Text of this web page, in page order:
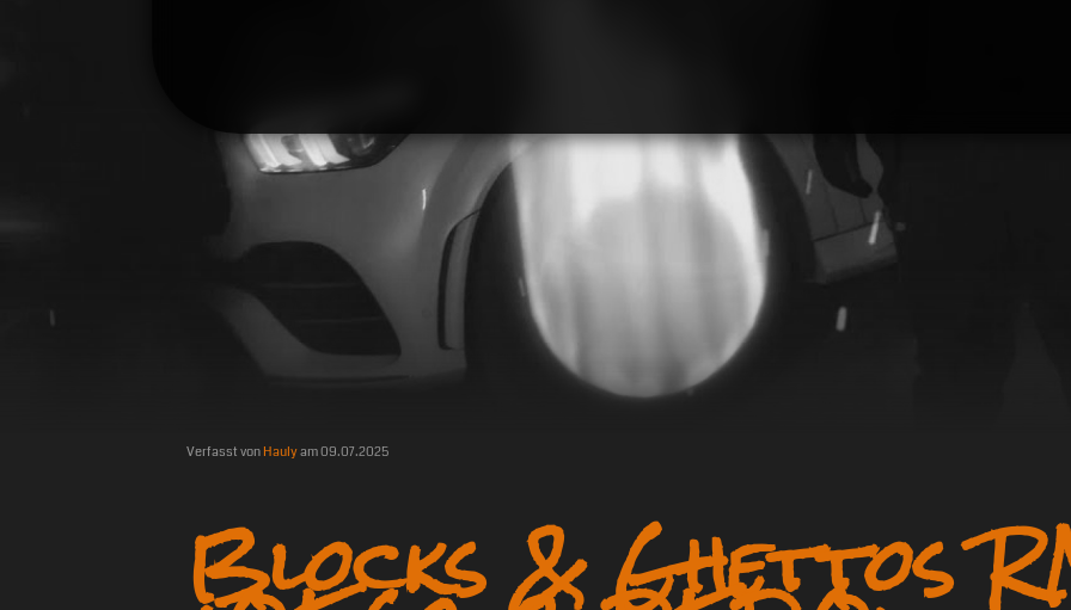
Verfasst von Haulyam09.07.2025
Blocks & Ghettos